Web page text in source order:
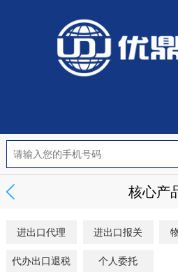
核心产
进出口代理 进出口报关
代办出口退税 个人委托